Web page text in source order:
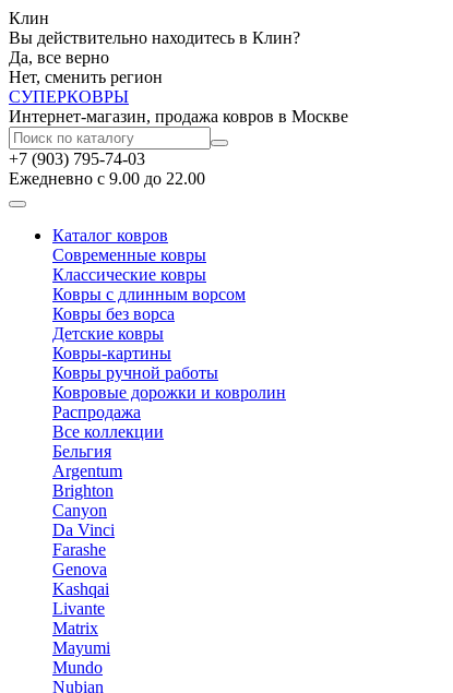
Клин
Вы действительно находитесь в Клин?
Да, все верно
Нет, сменить регион
СУПЕРКОВРЫ
Интернет-магазин, продажа ковров в Москве
+7 (903) 795-74-03
Ежедневно с 9.00 до 22.00
Каталог ковров
Современные ковры
Классические ковры
Ковры с длинным ворсом
Ковры без ворса
Детские ковры
Ковры-картины
Ковры ручной работы
Ковровые дорожки и ковролин
Распродажа
Все коллекции
Бельгия
Argentum
Brighton
Canyon
Da Vinci
Farashe
Genova
Kashqai
Livante
Matrix
Mayumi
Mundo
Nubian